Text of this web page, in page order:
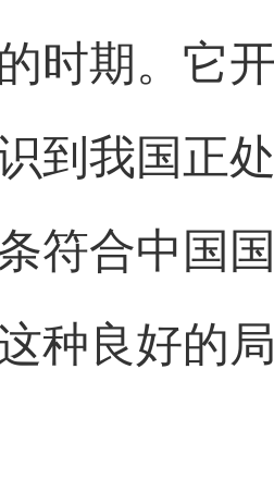
时期。它
到我国正
符合中国
种良好的